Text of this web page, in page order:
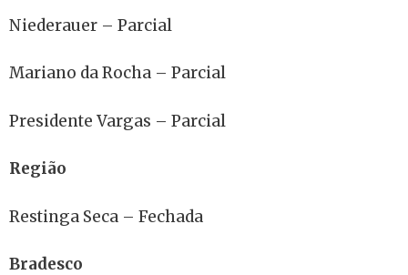
Niederauer – Parcial
Mariano da Rocha – Parcial
Presidente Vargas – Parcial
Região
Restinga Seca – Fechada
Bradesco